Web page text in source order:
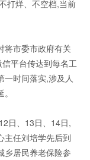
打烊、不空档,当前
市委市政府有关
平台传达到每名工
一时间落实,涉及人
日、13日、14日,
主任刘培学先后到
乡居民养老保险参